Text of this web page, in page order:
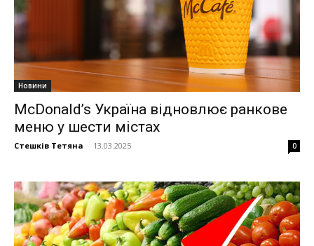
Новини
McDonald’s Україна відновлює ранкове
меню у шести містах
Стешків Тетяна - 13.03.2025 0